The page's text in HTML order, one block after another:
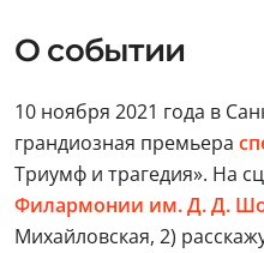
О событии
10 ноября 2021 года в
грандиозная премьера
Триумф и трагедия». На
Филармонии им. Д. Д.
Михайловская, 2)